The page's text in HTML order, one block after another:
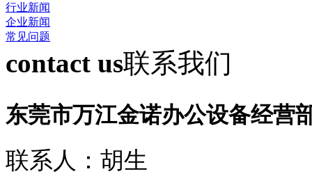
行业新闻
企业新闻
常见问题
contact us联系我们
东莞市万江金诺办公设备经营
联系人：胡生